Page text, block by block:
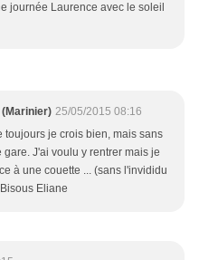
journée Laurence avec le soleil
(Marinier) 25/05/2015 08:16
toujours je crois bien, mais sans
gare. J'ai voulu y rentrer mais je
à une couette ... (sans l'invididu
Eliane